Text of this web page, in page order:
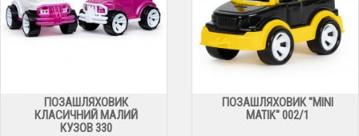
ПОЗАШЛЯХОВИК
КЛАСИЧНИЙ МАЛИЙ
КУЗОВ 330
ПОЗАШЛЯХОВИК "MINI
MATIK" 002/1